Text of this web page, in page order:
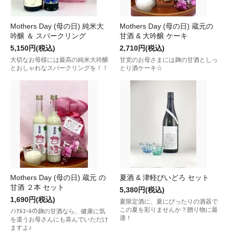
Mothers Day (母の日) 純米大
吟醸 ＆ スパークリング
5,150円(税込)
大切なお母様には最高の純米大吟醸
とおしゃれなスパークリングを！！
Mothers Day (母の日) 蔵元の
甘酒 & 大吟醸 ケーキ
2,710円(税込)
甘党のお母さまには麹の甘酒としっ
とり酒ケーキ☆
Mothers Day (母の日) 蔵元 の
甘酒 ２本 セット
1,690円(税込)
ﾉﾝｱﾙｺｰﾙの麹の甘酒なら、健康に気
を遣うお母さんにも喜んでいただけ
ますよ♪
夏酒 & 津軽びいどろ セット
5,380円(税込)
夏限定酒に、夏にぴったりの酒器で
この夏を彩りませんか？贈り物に最
適！